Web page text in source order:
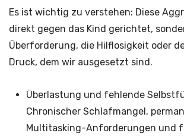
Es ist wichtig zu verstehen: Diese
direkt gegen das Kind gerichtet,
Überforderung, die Hilflosigkeit oder
Druck, dem wir ausgesetzt sind.
Überlastung und fehlende
Chronischer Schlafmangel,
Multitasking-Anforderungen und